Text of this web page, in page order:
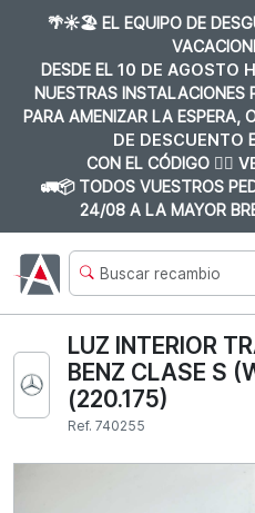
🌴☀️🏖️ EL EQUIPO DE
DESDE EL 10 DE AGOSTO
NUESTRAS INSTALACIONES
PARA AMENIZAR LA ESPERA,
DE DESCUENTO
CON EL CÓDIGO 👉🏼
🚛📦 TODOS VUESTROS
24/08 A LA MAYOR
LUZ INTERIOR
BENZ CLASE S
(220.175)
Ref. 740255